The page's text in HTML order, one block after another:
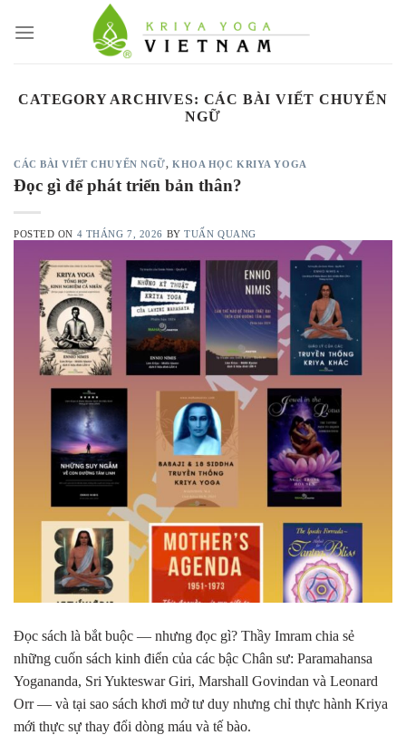
CATEGORY ARCHIVES: CÁC BÀI VIẾT CHUYỂN
NGỮ
CÁC BÀI VIẾT CHUYỂN NGỮ,KHOA HỌC KRIYA YOGA
Đọc gì để phát triển bản thân?
POSTED ON 4 THÁNG 7, 2026 BYTUẤN QUANG
Đọc sách là bắt buộc — nhưng đọc gì? Thầy Imram chia sẻ
những cuốn sách kinh điển của các bậc Chân sư: Paramahansa
Yogananda, Sri Yukteswar Giri, Marshall Govindan và Leonard
Orr — và tại sao sách khơi mở tư duy nhưng chỉ thực hành Kriya
mới thực sự thay đổi dòng máu và tế bào.